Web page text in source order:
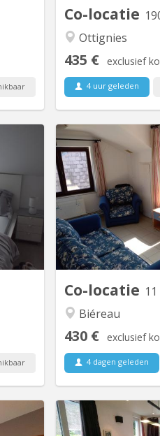
Co-locatie
Ottignies
435 € exclusief
4 uur geleden
au rez
1er et
m2 à
de
au 2
2
pour...
Co-locatie 11
Biéreau
430 € exclusief
4 dagen geleden
Vidéo disponible
communautaire
située à Vieusart,
de Louvain-la-
possible. Non-
Quartier vert
Mèves, 1325
partager : cuisine
2209